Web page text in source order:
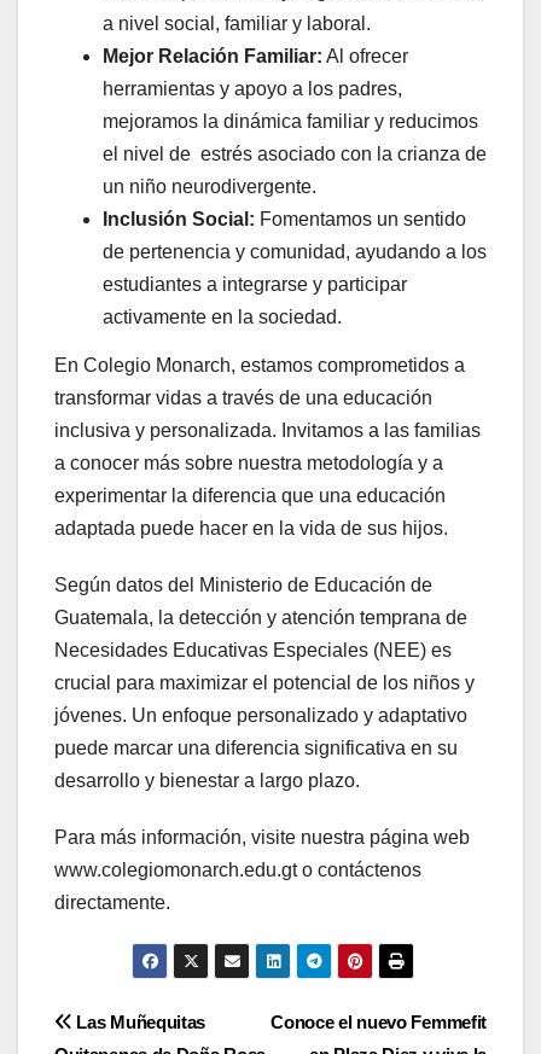
a nivel social, familiar y laboral.
Mejor Relación Familiar: Al ofrecer
herramientas y apoyo a los padres,
mejoramos la dinámica familiar y reducimos
el nivel de estrés asociado con la crianza de
un niño neurodivergente.
Inclusión Social: Fomentamos un sentido
de pertenencia y comunidad, ayudando a los
estudiantes a integrarse y participar
activamente en la sociedad.
En Colegio Monarch, estamos comprometidos a
transformar vidas a través de una educación
inclusiva y personalizada. Invitamos a las familias
a conocer más sobre nuestra metodología y a
experimentar la diferencia que una educación
adaptada puede hacer en la vida de sus hijos.
Según datos del Ministerio de Educación de
Guatemala, la detección y atención temprana de
Necesidades Educativas Especiales (NEE) es
crucial para maximizar el potencial de los niños y
jóvenes. Un enfoque personalizado y adaptativo
puede marcar una diferencia significativa en su
desarrollo y bienestar a largo plazo.
Para más información, visite nuestra página web
www.colegiomonarch.edu.gt o contáctenos
directamente.
NavegaciónConoce el nuevo Femmefit
Las Muñequitas